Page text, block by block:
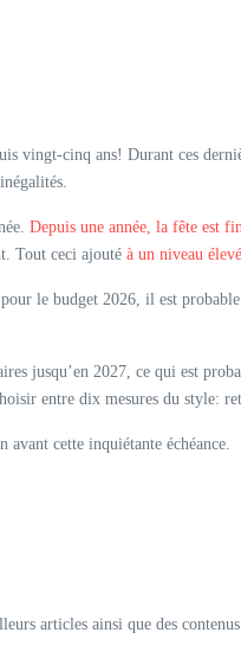
cinq ans! Durant ces
Depuis une année, la fête est
Tout ceci ajouté à un niveau
le budget 2026, il est probable
jusqu’en 2027, ce qui est
entre dix mesures du style:
cette inquiétante échéance.
articles ainsi que des